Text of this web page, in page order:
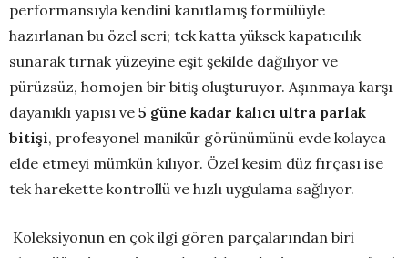
performansıyla kendini kanıtlamış formülüyle
hazırlanan bu özel seri; tek katta yüksek kapatıcılık
sunarak tırnak yüzeyine eşit şekilde dağılıyor ve
pürüzsüz, homojen bir bitiş oluşturuyor. Aşınmaya karşı
dayanıklı yapısı ve 5 güne kadar kalıcı ultra parlak
bitişi, profesyonel manikür görünümünü evde kolayca
elde etmeyi mümkün kılıyor. Özel kesim düz fırçası ise
tek harekette kontrollü ve hızlı uygulama sağlıyor.
Koleksiyonun en çok ilgi gören parçalarından biri